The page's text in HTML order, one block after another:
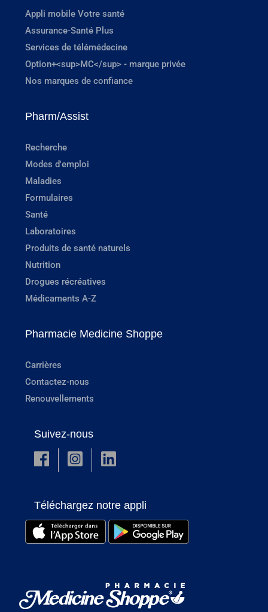
Appli mobile Votre santé
Assurance-Santé Plus
Services de télémédecine
Option+<sup>MC</sup> - marque privée
Nos marques de confiance
Pharm/Assist
Recherche
Modes d'emploi
Maladies
Formulaires
Santé
Laboratoires
Produits de santé naturels
Nutrition
Drogues récréatives
Médicaments A-Z
Pharmacie Medicine Shoppe
Carrières
Contactez-nous
Renouvellements
Suivez-nous
Téléchargez notre appli